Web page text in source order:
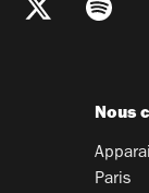
Nous
Paris